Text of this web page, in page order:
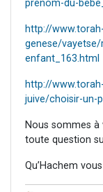
prenom-du-
http://
genese/
enfant_163.html
http://
juive/choisir-un-
Nous sommes à
toute question
Qu’Hachem